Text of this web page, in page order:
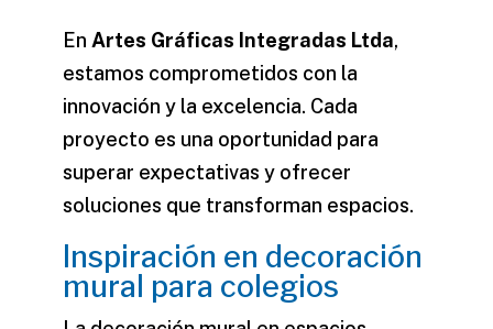
En Artes Gráficas Integradas Ltda,
estamos comprometidos con la
innovación y la excelencia. Cada
proyecto es una oportunidad para
superar expectativas y ofrecer
soluciones que transforman espacios.
Inspiración en decoración
mural para colegios